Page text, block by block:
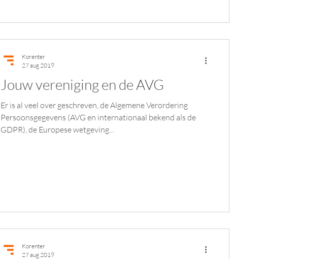
Jouw vereniging en de AVG
Er is al veel over geschreven, de Algemene Verordering
Persoonsgegevens (AVG en internationaal bekend als de
GDPR), de Europese wetgeving...
Korenter
27 aug 2019
Korenter
27 aug 2019